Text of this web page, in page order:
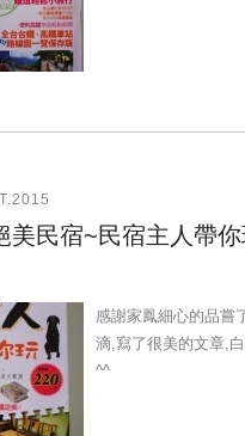
美民宿~民宿主人帶
感謝家鳳細心的品嘗
滴,寫了很美的文章,
^^